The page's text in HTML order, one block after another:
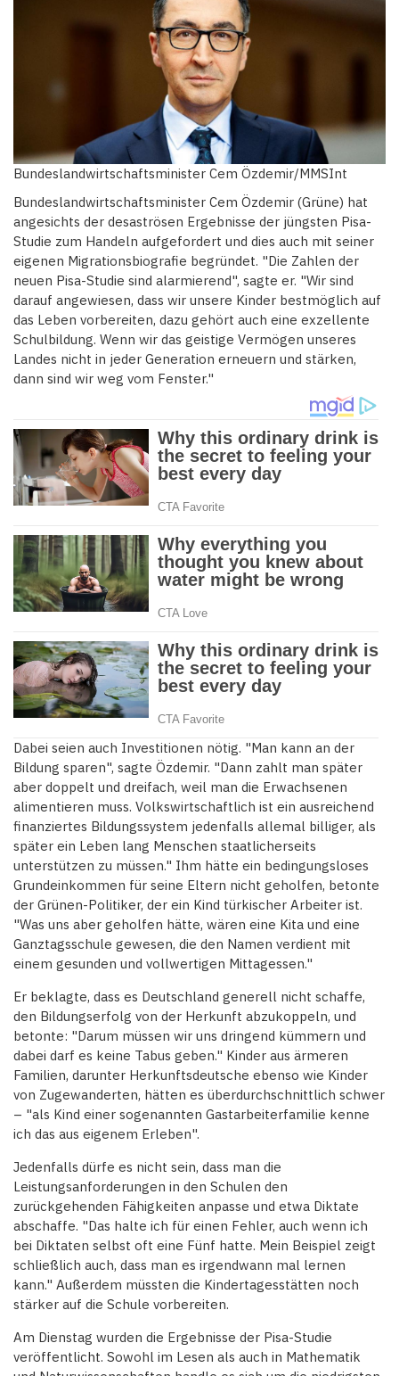
Bundeslandwirtschaftsminister Cem Özdemir/MMSInt
Bundeslandwirtschaftsminister Cem Özdemir (Grüne) hat
angesichts der desaströsen Ergebnisse der jüngsten Pisa-
Studie zum Handeln aufgefordert und dies auch mit seiner
eigenen Migrationsbiografie begründet. "Die Zahlen der
neuen Pisa-Studie sind alarmierend", sagte er. "Wir sind
darauf angewiesen, dass wir unsere Kinder bestmöglich auf
das Leben vorbereiten, dazu gehört auch eine exzellente
Schulbildung. Wenn wir das geistige Vermögen unseres
Landes nicht in jeder Generation erneuern und stärken,
dann sind wir weg vom Fenster."
Dabei seien auch Investitionen nötig. "Man kann an der
Bildung sparen", sagte Özdemir. "Dann zahlt man später
aber doppelt und dreifach, weil man die Erwachsenen
alimentieren muss. Volkswirtschaftlich ist ein ausreichend
finanziertes Bildungssystem jedenfalls allemal billiger, als
später ein Leben lang Menschen staatlicherseits
unterstützen zu müssen." Ihm hätte ein bedingungsloses
Grundeinkommen für seine Eltern nicht geholfen, betonte
der Grünen-Politiker, der ein Kind türkischer Arbeiter ist.
"Was uns aber geholfen hätte, wären eine Kita und eine
Ganztagsschule gewesen, die den Namen verdient mit
einem gesunden und vollwertigen Mittagessen."
Er beklagte, dass es Deutschland generell nicht schaffe,
den Bildungserfolg von der Herkunft abzukoppeln, und
betonte: "Darum müssen wir uns dringend kümmern und
dabei darf es keine Tabus geben." Kinder aus ärmeren
Familien, darunter Herkunftsdeutsche ebenso wie Kinder
von Zugewanderten, hätten es überdurchschnittlich schwer
– "als Kind einer sogenannten Gastarbeiterfamilie kenne
ich das aus eigenem Erleben".
Jedenfalls dürfe es nicht sein, dass man die
Leistungsanforderungen in den Schulen den
zurückgehenden Fähigkeiten anpasse und etwa Diktate
abschaffe. "Das halte ich für einen Fehler, auch wenn ich
bei Diktaten selbst oft eine Fünf hatte. Mein Beispiel zeigt
schließlich auch, dass man es irgendwann mal lernen
kann." Außerdem müssten die Kindertagesstätten noch
stärker auf die Schule vorbereiten.
Am Dienstag wurden die Ergebnisse der Pisa-Studie
veröffentlicht. Sowohl im Lesen als auch in Mathematik